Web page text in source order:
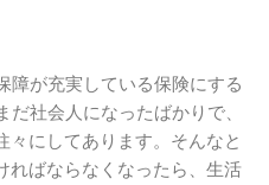
障が充実している保険にする
社会人になったばかりで、
々にしてあります。そんなと
ればならなくなったら、生活